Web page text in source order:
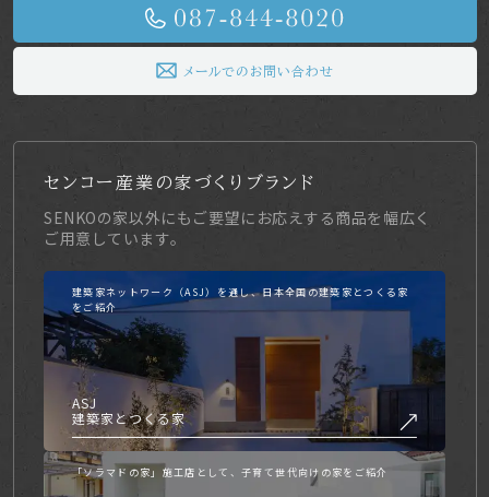
メールでのお問い合わせ
センコー産業の家づくりブランド
SENKOの家以外にもご要望にお応えする商品を幅広く
ご用意しています。
建築家ネットワーク（ASJ）を通し、日本全国の建築家とつくる家
をご紹介
ASJ
建築家とつくる家
「ソラマドの家」施工店として、子育て世代向けの家をご紹介